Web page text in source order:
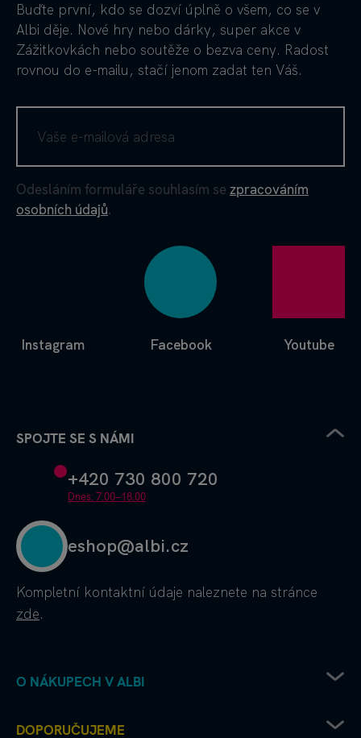
Buďte první, kdo se dozví úplně o všem, co se v
Albi děje. Nové hry nebo dárky, super akce v
Zážitkovkách nebo soutěže o bezva ceny. Radost
rovnou do e-mailu, stačí jenom zadat ten Váš.
Odesláním formuláře souhlasím se zpracováním
osobních údajů.
Facebook
Instagram Youtube
SPOJTE SE S NÁMI
+420 730 800 720
Dnes: 7.00–18.00
eshop@albi.cz
Kompletní kontaktní údaje naleznete na stránce
zde.
O NÁKUPECH V ALBI
DOPORUČUJEME